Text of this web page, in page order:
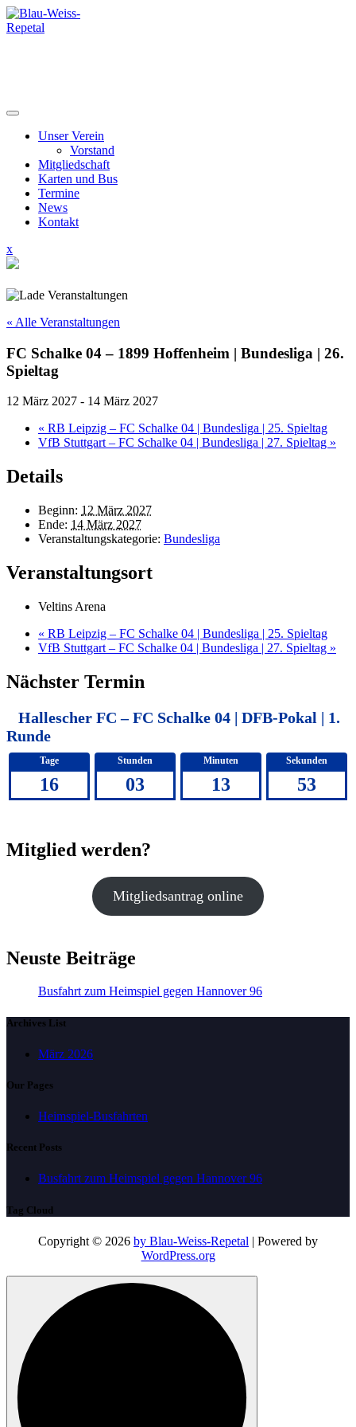
Skip
to
Unser Verein
Vorstand
Mitgliedschaft
Karten und Bus
Termine
News
Kontakt
xClose
Menu
« Alle Veranstaltungen
FC Schalke 04 – 1899 Hoffenheim | Bundesliga | 26.
Spieltag
12 März 2027 - 14 März 2027
« RB Leipzig – FC Schalke 04 | Bundesliga | 25. Spieltag
VfB Stuttgart – FC Schalke 04 | Bundesliga | 27. Spieltag »
Details
Beginn: 12 März 2027
Ende: 14 März 2027
Veranstaltungskategorie: Bundesliga
Veranstaltungsort
Veltins Arena
« RB Leipzig – FC Schalke 04 | Bundesliga | 25. Spieltag
VfB Stuttgart – FC Schalke 04 | Bundesliga | 27. Spieltag »
Nächster Termin
Hallescher FC – FC Schalke 04 | DFB-Pokal | 1.
Runde
Tage
16
Stunden
03
Minuten
13
Sekunden
53
Mitglied werden?
Mitgliedsantrag online
Neuste Beiträge
Busfahrt zum Heimspiel gegen Hannover 96
Archives List
März 2026
Our Pages
Heimspiel-Busfahrten
Recent Posts
Busfahrt zum Heimspiel gegen Hannover 96
Tag Cloud
Copyright © 2026 by Blau-Weiss-Repetal | Powered by
WordPress.org